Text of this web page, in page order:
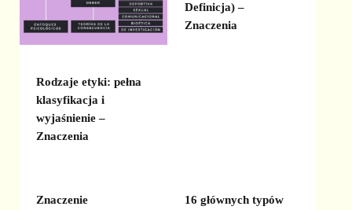
Rodzaje etyki: pełna
klasyfikacja i
wyjaśnienie –
Znaczenia
Definicja) –
Znaczenia
Znaczenie
16 głównych typów